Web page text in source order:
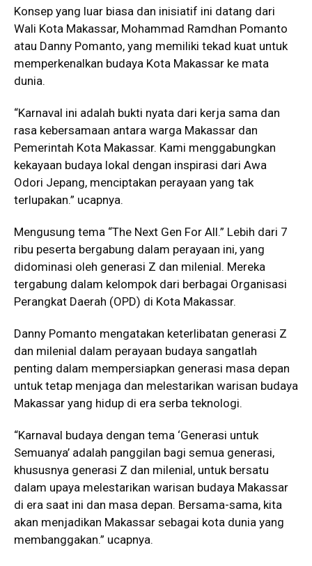
Konsep yang luar biasa dan inisiatif ini datang dari
Wali Kota Makassar, Mohammad Ramdhan Pomanto
atau Danny Pomanto, yang memiliki tekad kuat untuk
memperkenalkan budaya Kota Makassar ke mata
dunia.
“Karnaval ini adalah bukti nyata dari kerja sama dan
rasa kebersamaan antara warga Makassar dan
Pemerintah Kota Makassar. Kami menggabungkan
kekayaan budaya lokal dengan inspirasi dari Awa
Odori Jepang, menciptakan perayaan yang tak
terlupakan.” ucapnya.
Mengusung tema “The Next Gen For All.” Lebih dari 7
ribu peserta bergabung dalam perayaan ini, yang
didominasi oleh generasi Z dan milenial. Mereka
tergabung dalam kelompok dari berbagai Organisasi
Perangkat Daerah (OPD) di Kota Makassar.
Danny Pomanto mengatakan keterlibatan generasi Z
dan milenial dalam perayaan budaya sangatlah
penting dalam mempersiapkan generasi masa depan
untuk tetap menjaga dan melestarikan warisan budaya
Makassar yang hidup di era serba teknologi.
“Karnaval budaya dengan tema ‘Generasi untuk
Semuanya’ adalah panggilan bagi semua generasi,
khususnya generasi Z dan milenial, untuk bersatu
dalam upaya melestarikan warisan budaya Makassar
di era saat ini dan masa depan. Bersama-sama, kita
akan menjadikan Makassar sebagai kota dunia yang
membanggakan.” ucapnya.